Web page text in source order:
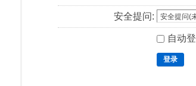
安全提问:
自动
登录